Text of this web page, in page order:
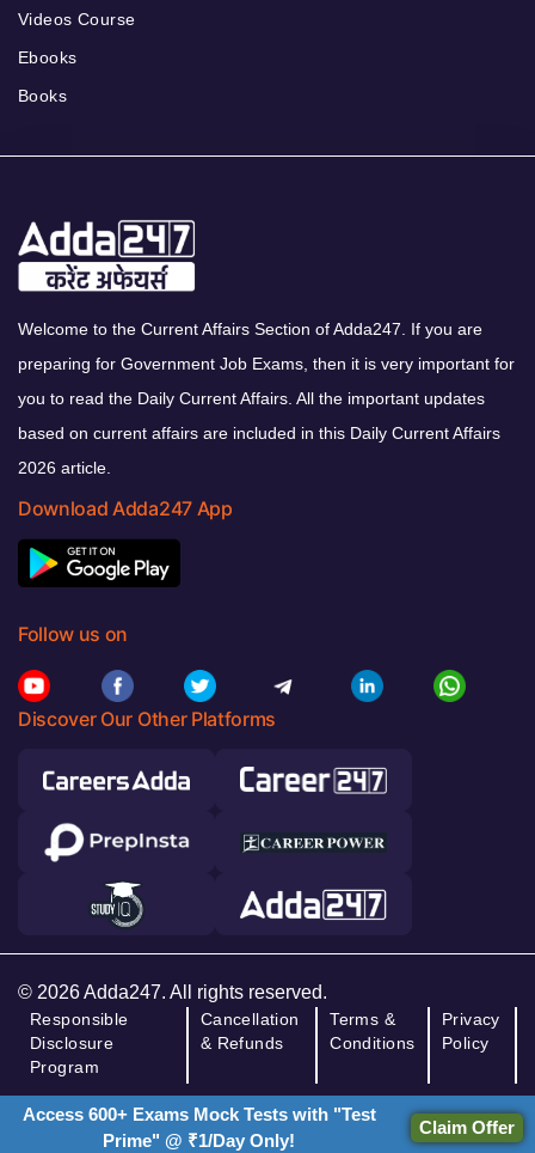
Videos Course
Ebooks
Books
Welcome to the Current Affairs Section of Adda247. If you are
preparing for Government Job Exams, then it is very important for
you to read the Daily Current Affairs. All the important updates
based on current affairs are included in this Daily Current Affairs
2026 article.
Download Adda247 App
Follow us on
Discover Our Other Platforms
© 2026 Adda247. All rights reserved.
Responsible
Disclosure
Program
Cancellation
& Refunds
Terms &
Conditions
Privacy
Policy
Access 600+ Exams Mock Tests with "Test
Prime" @ ₹1/Day Only!
Claim Offer